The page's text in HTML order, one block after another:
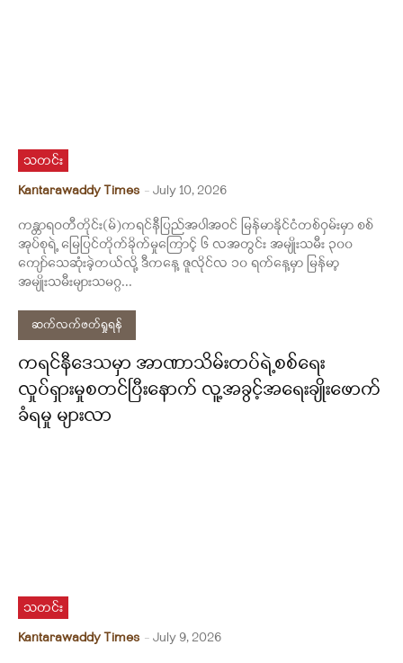
သတင်း
Kantarawaddy Times - July 10, 2026
ကန္တာရဝတီတိုင်း(မ်)ကရင်နီပြည်အပါအဝင် မြန်မာနိုင်ငံတစ်ဝှမ်းမှာ စစ်
အုပ်စုရဲ့ မြေပြင်တိုက်ခိုက်မှုကြောင့် ၆ လအတွင်း အမျိုးသမီး ၃၀၀
ကျော်သေဆုံးခဲ့တယ်လို့ ဒီကနေ့ ဇူလိုင်လ ၁၀ ရက်နေ့မှာ မြန်မာ့
အမျိုးသမီးများသမဂ္ဂ...
ဆက်လက်ဖတ်ရှုရန်
ကရင်နီဒေသမှာ အာဏာသိမ်းတပ်ရဲ့စစ်ရေး
လှုပ်ရှားမှုစတင်ပြီးနောက် လူ့အခွင့်အရေးချိုးဖောက်
ခံရမှု များလာ
သတင်း
Kantarawaddy Times - July 9, 2026